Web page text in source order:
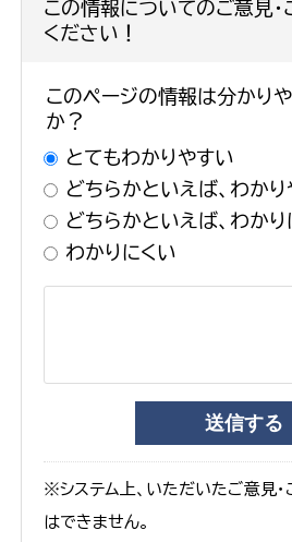
この情報についてのご意見
ください！
このページの情報は分かり
か？
とてもわかりやすい
どちらかといえば、わかり
どちらかといえば、わかり
わかりにくい
※システム上、いただいたご意見
はできません。